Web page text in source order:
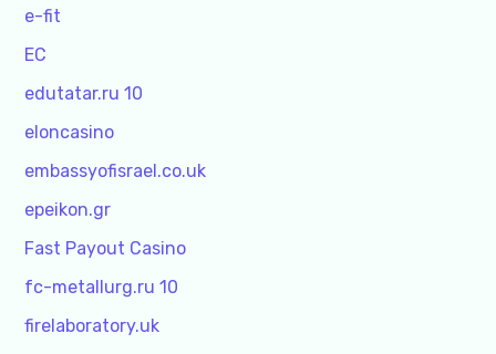
e-fit
EC
edutatar.ru 10
eloncasino
embassyofisrael.co.uk
epeikon.gr
Fast Payout Casino
fc-metallurg.ru 10
firelaboratory.uk